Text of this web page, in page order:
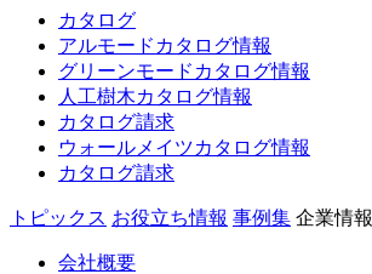
カタログ
アルモードカタログ情報
グリーンモードカタログ情報
人工樹木カタログ情報
カタログ請求
ウォールメイツカタログ情報
カタログ請求
トピックス お役立ち情報 事例集 企業情報
会社概要